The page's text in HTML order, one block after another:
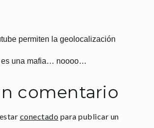
permiten la geolocalización
es una mafia… noooo…
comentario
conectado para publicar un